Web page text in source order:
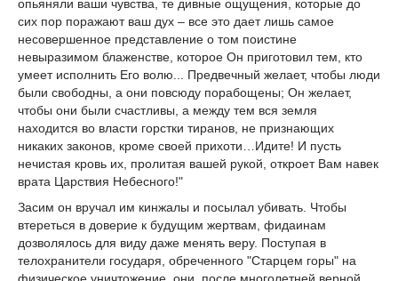
опьяняли ваши чувства, те дивные ощущения, которые до
сих пор поражают ваш дух – все это дает лишь самое
несовершенное представление о том поистине
невыразимом блаженстве, которое Он приготовил тем, кто
умеет исполнить Его волю... Предвечный желает, чтобы люди
были свободны, а они повсюду порабощены; Он желает,
чтобы они были счастливы, а между тем вся земля
находится во власти горстки тиранов, не признающих
никаких законов, кроме своей прихоти…Идите! И пусть
нечистая кровь их, пролитая вашей рукой, откроет Вам навек
врата Царствия Небесного!"
Засим он вручал им кинжалы и посылал убивать. Чтобы
втереться в доверие к будущим жертвам, фидаинам
дозволялось для виду даже менять веру. Поступая в
телохранители государя, обреченного "Старцем горы" на